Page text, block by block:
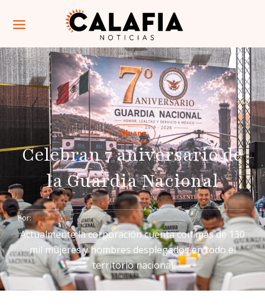
Tijuana
Celebran 7 aniversario de
la Guardia Nacional
Por: Redacción
Actualmente la corporación cuenta con más de 130
mil mujeres y hombres desplegados en todo el
territorio nacional